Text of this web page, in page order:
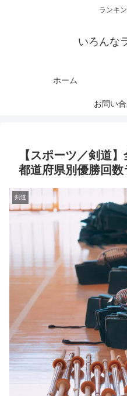
ランキ
いろんな
ホーム
お問い
【スポーツ／剣道
都道府県別優勝回数
剣道